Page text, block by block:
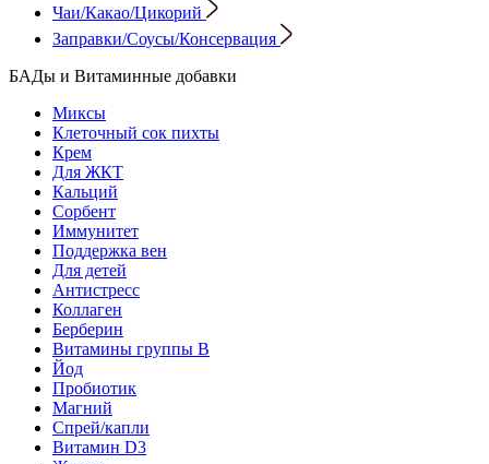
Чаи/Какао/Цикорий
Заправки/Соусы/Консервация
БАДы и Витаминные добавки
Миксы
Клеточный сок пихты
Крем
Для ЖКТ
Кальций
Сорбент
Иммунитет
Поддержка вен
Для детей
Антистресс
Коллаген
Берберин
Витамины группы B
Йод
Пробиотик
Магний
Спрей/капли
Витамин D3